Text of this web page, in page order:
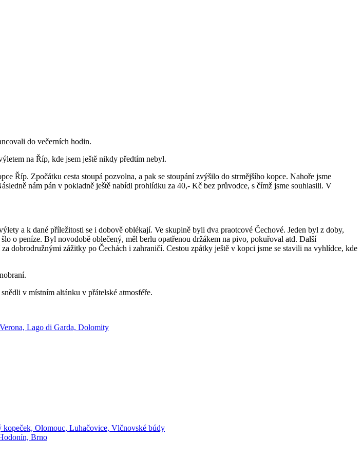
do večerních hodin.
na Říp, kde jsem ještě nikdy předtím nebyl.
Říp. Zpočátku cesta stoupá pozvolna, a pak se stoupání zvýšilo do strmějšího kopce. Nahoře jsme
nám pán v pokladně ještě nabídl prohlídku za 40,- Kč bez průvodce, s čímž jsme souhlasili. V
a k dané příležitosti se i dobově oblékají. Ve skupině byli dva praotcové Čechové. Jeden byl z doby,
o peníze. Byl novodobě oblečený, měl berlu opatřenou držákem na pivo, pokuřoval atd. Další
zážitky po Čechách i zahraničí. Cestou zpátky ještě v kopci jsme se stavili na vyhlídce, kde
v místním altánku v přátelské atmosféře.
Lago di Garda, Dolomity
Olomouc, Luhačovice, Vlčnovské búdy
Brno